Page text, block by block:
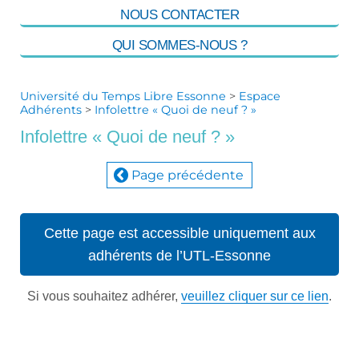
NOUS CONTACTER
QUI SOMMES-NOUS ?
Université du Temps Libre Essonne > Espace
Adhérents > Infolettre « Quoi de neuf ? »
Infolettre « Quoi de neuf ? »
Page précédente
Cette page est accessible uniquement aux
adhérents de l’UTL-Essonne
Si vous souhaitez adhérer, veuillez cliquer sur ce lien.